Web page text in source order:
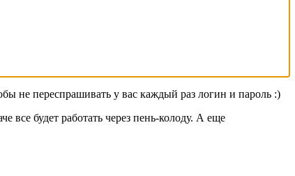
не переспрашивать у вас каждый раз логин и пароль :)
все будет работать через пень-колоду. А еще